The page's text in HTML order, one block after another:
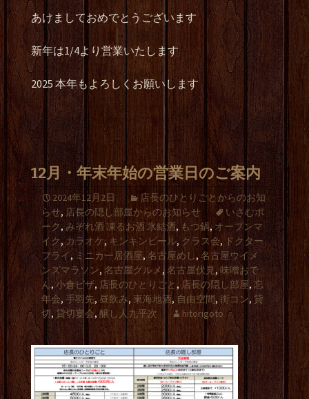
あけましておめでとうございます
新年は1/4より営業いたします
2025 本年もよろしくお願いします
12月・年末年始の営業日のご案内
2024年12月2日
店長のひとりごとからのお知
らせ, 店長の隠し部屋からのお知らせ
いさむポ
ーク,みぞれ酒 凍るお酒 氷結酒, もつ鍋,オープンマ
イク,カラオケ, キンキンビール, クラス会, ドクター
フライ,ミニカー居酒屋, 名古屋めし, 名古屋ウイメ
ンズマラソン, 名古屋グルメ , 名古屋伏見,味噌おで
ん,小倉ピザ, 店長のひとりごと, 店長の隠し部屋,忘
年会, 手羽先, 昼飲み, 東海地酒, 自由空間,街コン, 貸
切,貸切宴会,醸し人九平次 hitorigoto